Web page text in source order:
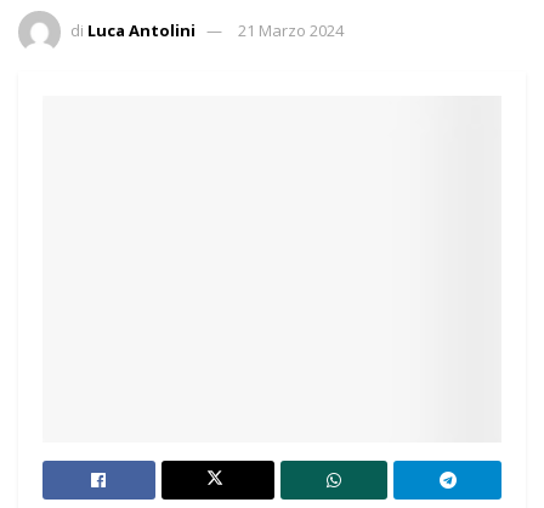
di Luca Antolini 21 Marzo 2024